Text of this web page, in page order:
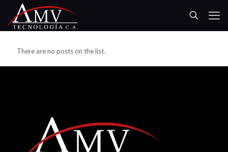
There are no posts on the list.